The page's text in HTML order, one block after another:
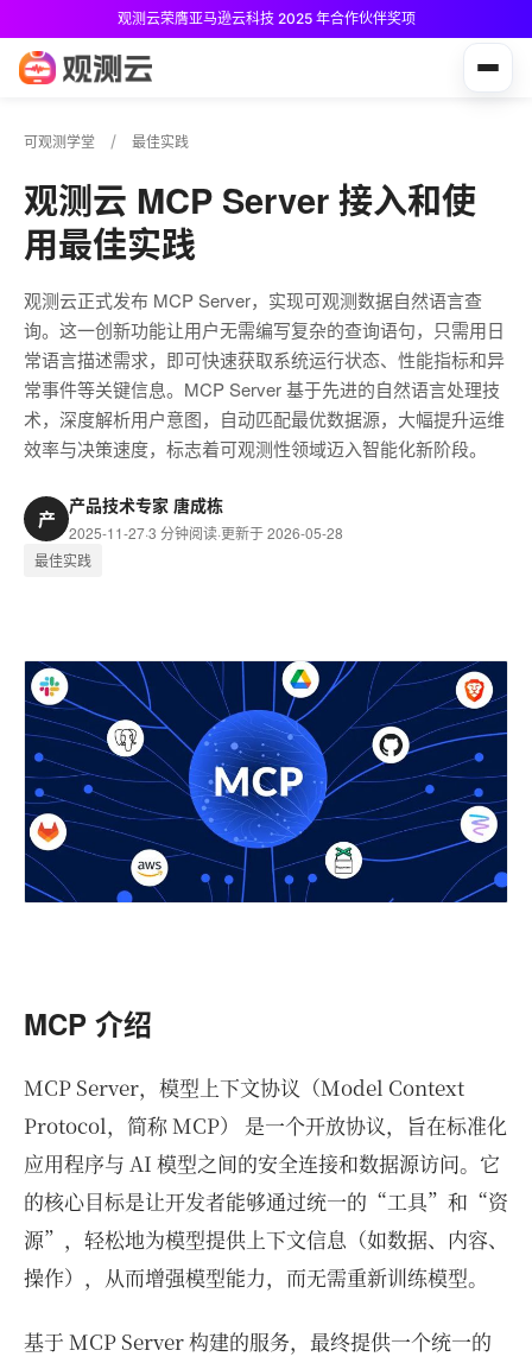
观测云荣膺亚马逊云科技 2025 年合作伙伴奖项
可观测学堂 最佳实践
观测云 MCP Server 接入和使
用最佳实践
观测云正式发布 MCP Server，实现可观测数据自然语言查
询。这一创新功能让用户无需编写复杂的查询语句，只需用日
常语言描述需求，即可快速获取系统运行状态、性能指标和异
常事件等关键信息。MCP Server 基于先进的自然语言处理技
术，深度解析用户意图，自动匹配最优数据源，大幅提升运维
效率与决策速度，标志着可观测性领域迈入智能化新阶段。
产
产品技术专家 唐成栋
2025-11-27·3 分钟阅读·更新于 2026-05-28
最佳实践
MCP 介绍
MCP Server，模型上下文协议（Model Context
Protocol，简称 MCP） 是一个开放协议，旨在标准化
应用程序与 AI 模型之间的安全连接和数据源访问。它
的核心目标是让开发者能够通过统一的“工具”和“资
源”，轻松地为模型提供上下文信息（如数据、内容、
操作），从而增强模型能力，而无需重新训练模型。
基于 MCP Server 构建的服务，最终提供一个统一的